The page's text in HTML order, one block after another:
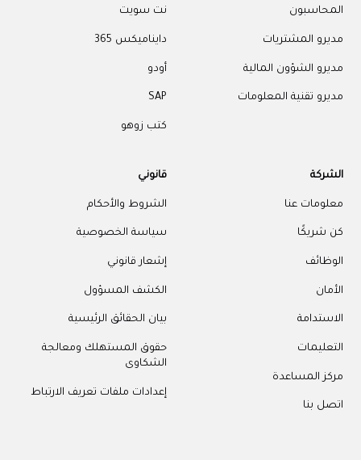
المحاسبون
مديرو المشتريات
مديرو الشؤون المالية
مديرو تقنية المعلومات
نت سويت
دايناميكس 365
أودو
SAP
كتب زوهو
الشركة
معلومات عنا
كن شريكًا
الوظائف
الأمان
الاستدامة
التعليمات
مركز المساعدة
اتصل بنا
قانوني
الشروط والأحكام
سياسة الخصوصية
إشعار قانوني
الكشف المسؤول
بيان الحقائق الرئيسية
حقوق المستهلك ومعالجة
الشكاوى
إعدادات ملفات تعريف الارتباط